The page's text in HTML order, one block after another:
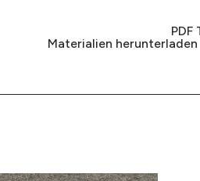
Materialien herunterladen